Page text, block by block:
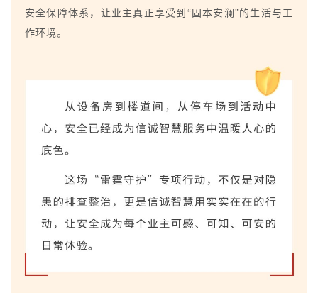
安全保障体系，让业主真正享受到“固本安澜”的生活与工
作环境。